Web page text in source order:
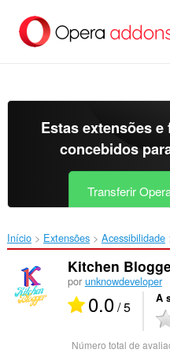
para
Estas extensões
concebidos
Transferir
Início Extensões Acessibilidade
Kitchen
por unknowdeveloper
0.0/ 5 A
Número total de